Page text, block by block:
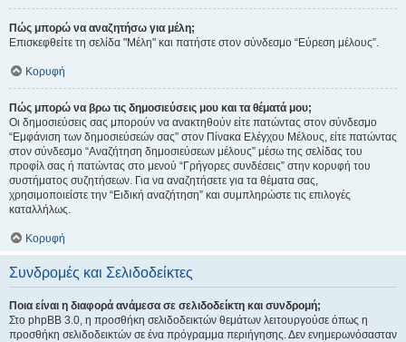
Πώς μπορώ να αναζητήσω για μέλη;
Επισκεφθείτε τη σελίδα "Μέλη" και πατήστε στον σύνδεσμο “Εύρεση μέλους”.
Κορυφή
Πώς μπορώ να βρω τις δημοσιεύσεις μου και τα θέματά μου;
Οι δημοσιεύσεις σας μπορούν να ανακτηθούν είτε πατώντας στον σύνδεσμο
“Εμφάνιση των δημοσιεύσεών σας” στον Πίνακα Ελέγχου Μέλους, είτε πατώντας
στον σύνδεσμο “Αναζήτηση δημοσιεύσεων μέλους” μέσω της σελίδας του
προφίλ σας ή πατώντας στο μενού “Γρήγορες συνδέσεις” στην κορυφή του
συστήματος συζητήσεων. Για να αναζητήσετε για τα θέματα σας,
χρησιμοποιείστε την “Ειδική αναζήτηση” και συμπληρώστε τις επιλογές
καταλλήλως.
Κορυφή
Συνδρομές και Σελιδοδείκτες
Ποια είναι η διαφορά ανάμεσα σε σελιδοδείκτη και συνδρομή;
Στο phpBB 3.0, η προσθήκη σελιδοδεικτών θεμάτων λειτουργούσε όπως η
προσθήκη σελιδοδεικτών σε ένα πρόγραμμα περιήγησης. Δεν ενημερωνόσασταν